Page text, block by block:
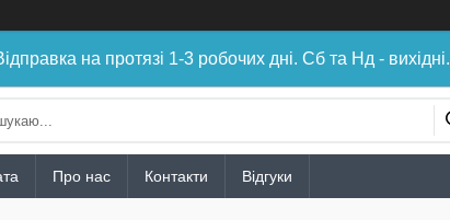
на протязі 1-3 робочих дні. Сб та Нд - вихідні.
Про нас Контакти Відгуки